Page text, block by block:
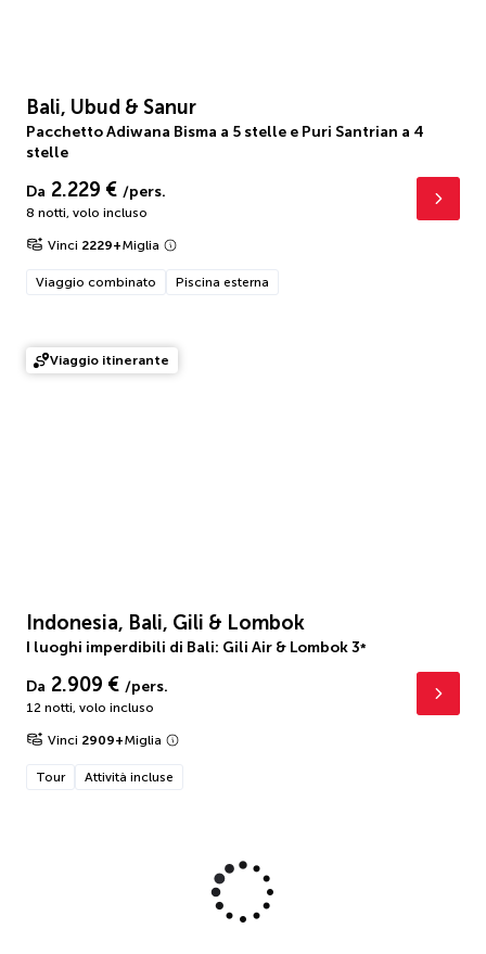
Bali, Ubud & Sanur
Pacchetto Adiwana Bisma a 5 stelle e Puri Santrian a 4
stelle
Da 2.229 € /pers.
8 notti, volo incluso
Vinci 2229+Miglia
Viaggio combinato Piscina esterna
Viaggio itinerante
Indonesia, Bali, Gili & Lombok
I luoghi imperdibili di Bali: Gili Air & Lombok3*
Da 2.909 € /pers.
12 notti, volo incluso
Vinci 2909+Miglia
Tour Attività incluse